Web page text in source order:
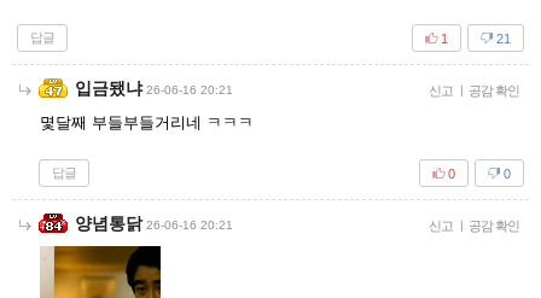
답글 21
1
입금됐냐 26-06-16 20:21 신고 공감 확인
몇달째 부들부들거리네 ㅋㅋㅋ
답글 0
0
양념통닭 26-06-16 20:21 신고 공감 확인